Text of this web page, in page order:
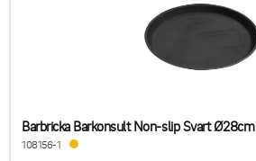
Barbricka Barkonsult Non-slip Svart Ø28cm
108156-1